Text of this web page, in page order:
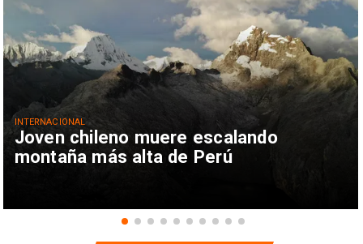
Joven chileno muere escalando
montaña más alta de Perú
INTERNACIONAL